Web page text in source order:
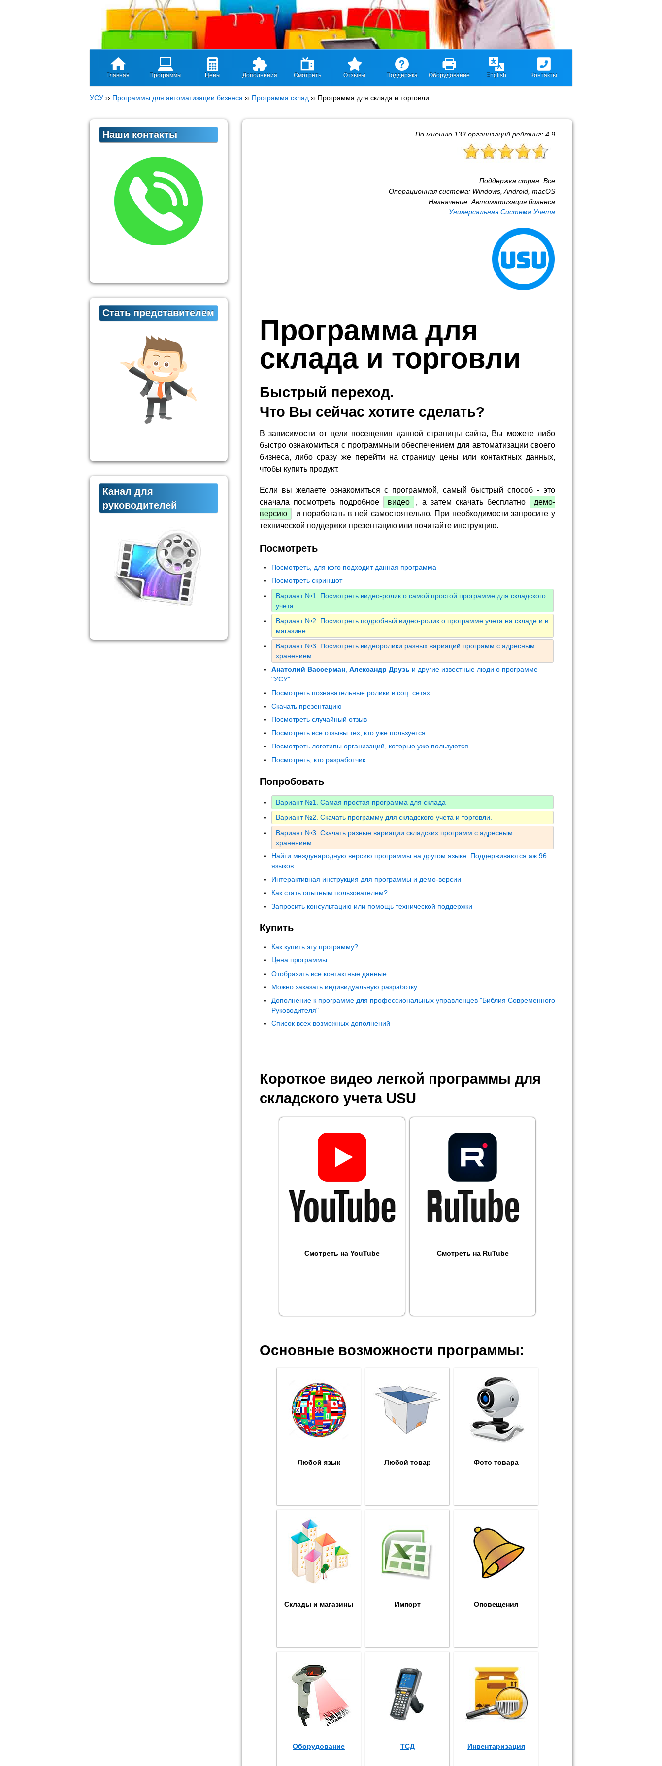
Главная Программы Цены Дополнения Смотреть Отзывы Поддержка Оборудование English Контакты
УСУ ›› Программы для автоматизации бизнеса ›› Программа склад ›› Программа для склада и торговли
По мнению 133 организаций рейтинг: 4.9
Поддержка стран: Все
Операционная система: Windows, Android, macOS
Назначение: Автоматизация бизнеса
Универсальная Система Учета
Программа для
склада и торговли
Быстрый переход.
Что Вы сейчас хотите сделать?
В зависимости от цели посещения данной страницы сайта, Вы можете либо
быстро ознакомиться с программным обеспечением для автоматизации своего
бизнеса, либо сразу же перейти на страницу цены или контактных данных,
чтобы купить продукт.
Если вы желаете ознакомиться с программой, самый быстрый способ - это
сначала посмотреть подробное
видео , а затем скачать бесплатно
демо-
версию
и поработать в ней самостоятельно. При необходимости запросите у
технической поддержки презентацию или почитайте инструкцию.
Посмотреть
Посмотреть, для кого подходит данная программа
Посмотреть скриншот
Вариант №1. Посмотреть видео-ролик о самой простой программе для складского
учета
Вариант №2. Посмотреть подробный видео-ролик о программе учета на складе и в
магазине
Вариант №3. Посмотреть видеоролики разных вариаций программ с адресным
хранением
Анатолий Вассерман, Александр Друзь и другие известные люди о программе
"УСУ"
Посмотреть познавательные ролики в соц. сетях
Скачать презентацию
Посмотреть случайный отзыв
Посмотреть все отзывы тех, кто уже пользуется
Посмотреть логотипы организаций, которые уже пользуются
Посмотреть, кто разработчик
Попробовать
Вариант №1. Самая простая программа для склада
Вариант №2. Скачать программу для складского учета и торговли.
Вариант №3. Скачать разные вариации складских программ с адресным
хранением
Найти международную версию программы на другом языке. Поддерживаются аж 96
языков
Интерактивная инструкция для программы и демо-версии
Как стать опытным пользователем?
Запросить консультацию или помощь технической поддержки
Купить
Как купить эту программу?
Цена программы
Отобразить все контактные данные
Можно заказать индивидуальную разработку
Дополнение к программе для профессиональных управленцев "Библия Современного
Руководителя"
Список всех возможных дополнений
Короткое видео легкой программы для
складского учета USU
Смотреть на YouTube Смотреть на RuTube
Основные возможности программы:
Любой язык Любой товар Фото товара
Склады и магазины Импорт Оповещения
Оборудование ТСД Инвентаризация
Наши контакты
Стать представителем
Канал для
руководителей